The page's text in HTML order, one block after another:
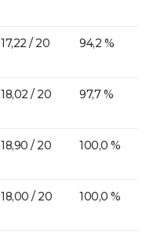
17,22 / 20 94,2 %
18,02 / 20 97,7 %
18,90 / 20 100,0 %
18,00 / 20 100,0 %